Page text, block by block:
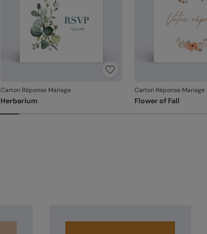
Carton Réponse Mariage
Herbarium
Carton Réponse Mariage
Flower of Fall